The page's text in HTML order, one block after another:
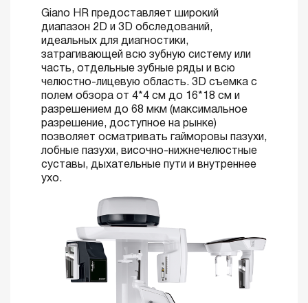
Giano HR предоставляет широкий
диапазон 2D и 3D обследований,
идеальных для диагностики,
затрагивающей всю зубную систему или
часть, отдельные зубные ряды и всю
челюстно-лицевую область. 3D съемка с
полем обзора от 4*4 см до 16*18 см и
разрешением до 68 мкм (максимальное
разрешение, доступное на рынке)
позволяет осматривать гайморовы пазухи,
лобные пазухи, височно-нижнечелюстные
суставы, дыхательные пути и внутреннее
ухо.